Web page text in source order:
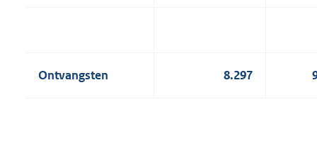
Ontvangsten 8.297